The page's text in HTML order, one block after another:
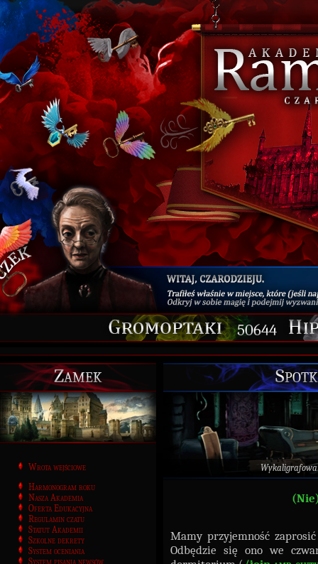
50644
Zamek
Wrota wejściowe
Harmonogram roku
Nasza Akademia
Oferta Edukacyjna
Regulamin czatu
Statut Akademii
Szkolne dekrety
System oceniania
System pisania newsów
Mamy przyjemność
Odbędzie się ono we